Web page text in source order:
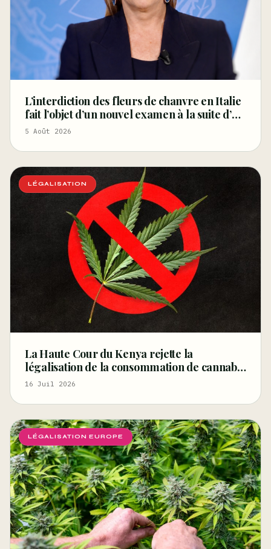
L’interdiction des fleurs de chanvre en Italie
fait l’objet d’un nouvel examen à la suite d’un
arrêt de la Cour de cassation concernant les
5 Août 2026
LÉGALISATION
La Haute Cour du Kenya rejette la
légalisation de la consommation de cannabis
16 Juil 2026
LÉGALISATION EUROPE